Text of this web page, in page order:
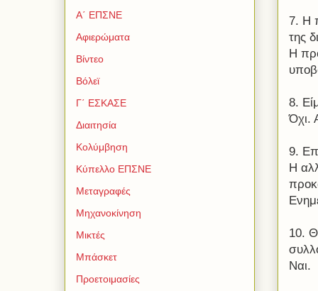
7. Η
της
Η
8.
Όχι.
9.
Η
10.
Ναι.
Α΄ ΕΠΣΝΕ
Αφιερώματα
Βίντεο
Βόλεϊ
Γ΄ ΕΣΚΑΣΕ
Διαιτησία
Κολύμβηση
Κύπελλο ΕΠΣΝΕ
Μεταγραφές
Μηχανοκίνηση
Μικτές
Μπάσκετ
Προετοιμασίες